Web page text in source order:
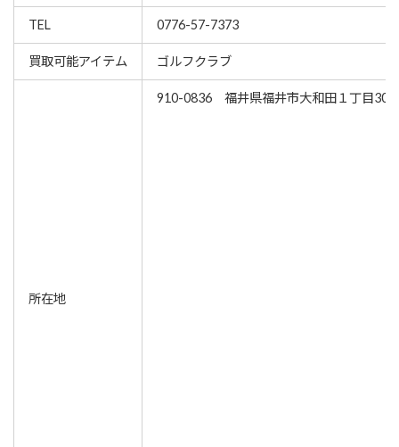
TEL 0776-57-7373
買取可能アイテム ゴルフクラブ
所在地
910-0836 福井県福井市大和田１丁目308